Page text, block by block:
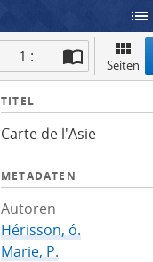
list
1 : Seiten
I
f
TITEL
Carte de l'Asie
METADATEN
Autoren
Hérisson, ó.
Marie, P.